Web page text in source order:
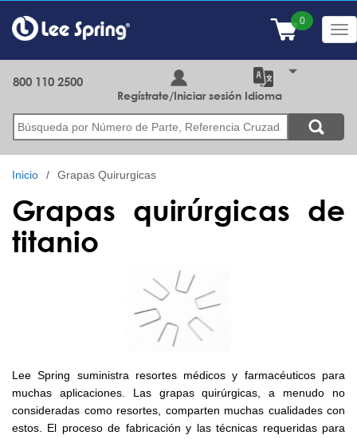
contenido
principal
Buscar
800 110 2500
Regístrate/Iniciar sesiónIdioma
Inicio Grapas Quirurgicas
Grapas quirúrgicas de
titanio
Lee Spring suministra resortes médicos y farmacéuticos para
muchas aplicaciones. Las grapas quirúrgicas, a menudo no
consideradas como resortes, comparten muchas cualidades con
estos. El proceso de fabricación y las técnicas requeridas para